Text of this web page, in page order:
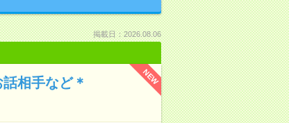
掲載日：2026.08.06
NEW
相手など＊